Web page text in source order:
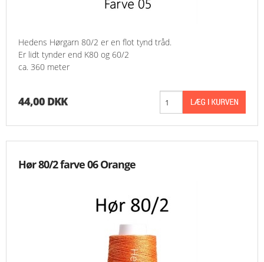
Hedens Hørgarn 80/2 er en flot tynd tråd.
Er lidt tynder end K80 og 60/2
ca. 360 meter
44,00 DKK
Hør 80/2 farve 06 Orange